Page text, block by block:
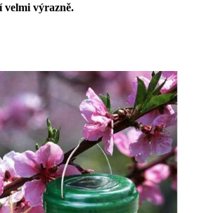
velmi výrazně.